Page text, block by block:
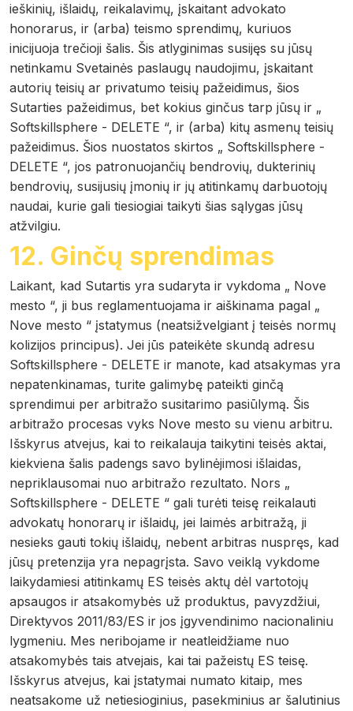
ieškinių, išlaidų, reikalavimų, įskaitant advokato
honorarus, ir (arba) teismo sprendimų, kuriuos
inicijuoja trečioji šalis. Šis atlyginimas susijęs su jūsų
netinkamu Svetainės paslaugų naudojimu, įskaitant
autorių teisių ar privatumo teisių pažeidimus, šios
Sutarties pažeidimus, bet kokius ginčus tarp jūsų ir „
Softskillsphere - DELETE “, ir (arba) kitų asmenų teisių
pažeidimus. Šios nuostatos skirtos „ Softskillsphere -
DELETE “, jos patronuojančių bendrovių, dukterinių
bendrovių, susijusių įmonių ir jų atitinkamų darbuotojų
naudai, kurie gali tiesiogiai taikyti šias sąlygas jūsų
atžvilgiu.
12. Ginčų sprendimas
Laikant, kad Sutartis yra sudaryta ir vykdoma „ Nove
mesto “, ji bus reglamentuojama ir aiškinama pagal „
Nove mesto “ įstatymus (neatsižvelgiant į teisės normų
kolizijos principus). Jei jūs pateikėte skundą adresu
Softskillsphere - DELETE ir manote, kad atsakymas yra
nepatenkinamas, turite galimybę pateikti ginčą
sprendimui per arbitražo susitarimo pasiūlymą. Šis
arbitražo procesas vyks Nove mesto su vienu arbitru.
Išskyrus atvejus, kai to reikalauja taikytini teisės aktai,
kiekviena šalis padengs savo bylinėjimosi išlaidas,
nepriklausomai nuo arbitražo rezultato. Nors „
Softskillsphere - DELETE “ gali turėti teisę reikalauti
advokatų honorarų ir išlaidų, jei laimės arbitražą, ji
nesieks gauti tokių išlaidų, nebent arbitras nuspręs, kad
jūsų pretenzija yra nepagrįsta. Savo veiklą vykdome
laikydamiesi atitinkamų ES teisės aktų dėl vartotojų
apsaugos ir atsakomybės už produktus, pavyzdžiui,
Direktyvos 2011/83/ES ir jos įgyvendinimo nacionaliniu
lygmeniu. Mes neribojame ir neatleidžiame nuo
atsakomybės tais atvejais, kai tai pažeistų ES teisę.
Išskyrus atvejus, kai įstatymai numato kitaip, mes
neatsakome už netiesioginius, pasekminius ar šalutinius